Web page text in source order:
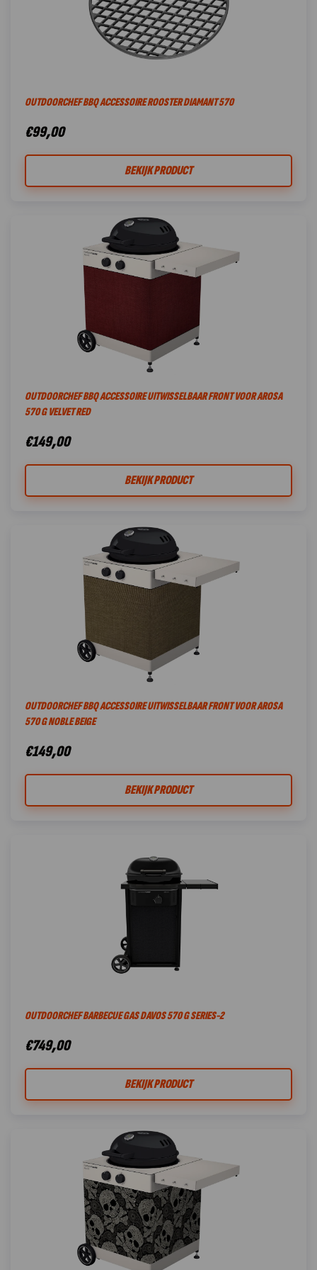
OUTDOORCHEF BBQ ACCESSOIRE ROOSTER DIAMANT 570
€99,00
BEKIJK PRODUCT
OUTDOORCHEF BBQ ACCESSOIRE UITWISSELBAAR FRONT VOOR AROSA
570 G VELVET RED
€149,00
BEKIJK PRODUCT
OUTDOORCHEF BBQ ACCESSOIRE UITWISSELBAAR FRONT VOOR AROSA
570 G NOBLE BEIGE
€149,00
BEKIJK PRODUCT
OUTDOORCHEF BARBECUE GAS DAVOS 570 G SERIES-2
€749,00
BEKIJK PRODUCT